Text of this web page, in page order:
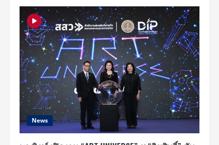
คอนเสิร์ต
เต็ม
รูป
แบบ
NEXT
TO
You
World
Tour
in
Bangkok
เสาร์
ที่
23
มีนาคม
นี้
News